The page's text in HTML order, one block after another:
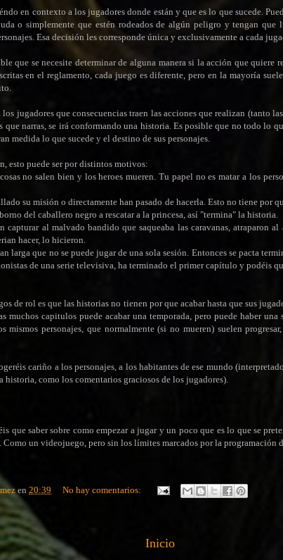
en contexto a los jugadores donde están y que es lo que sucede.
o simplemente que estén rodeados de algún peligro y tengan que
Esa decisión les corresponde única y exclusivamente a cada
que se necesite determinar de alguna manera si la acción que quiere
en el reglamento, cada juego es diferente, pero en la mayoría
jugadores que consecuencias traen las acciones que realizan (tanto
que narras, se irá conformando una historia. Es posible que no todo lo
medida lo que sucede y el destino de sus personajes.
esto puede ser por distintos motivos:
no salen bien y los heroes mueren. Tu papel no es matar a los
su misión o directamente han pasado de hacerla. Esto no tiene por
del caballero negro a rescatar a la princesa, así "termina" la historia.
al malvado bandido que saqueaba las caravanas, atraparon al
hacer, lo hicieron.
larga que no se puede jugar de una sola sesión. Entonces se pacta
de una serie televisiva, ha terminado el primer capítulo y podéis
de rol es que las historias no tienen por que acabar hasta que sus
muchos capitulos puede acabar una temporada, pero puede haber una
mismos personajes, que normalmente (si no mueren) suelen
cariño a los personajes, a los habitantes de ese mundo
como los comentarios graciosos de los jugadores).
que saber sobre como empezar a jugar y un poco que es lo que se
un videojuego, pero sin los límites marcados por la programación
en 20:39
No hay comentarios:
Inicio